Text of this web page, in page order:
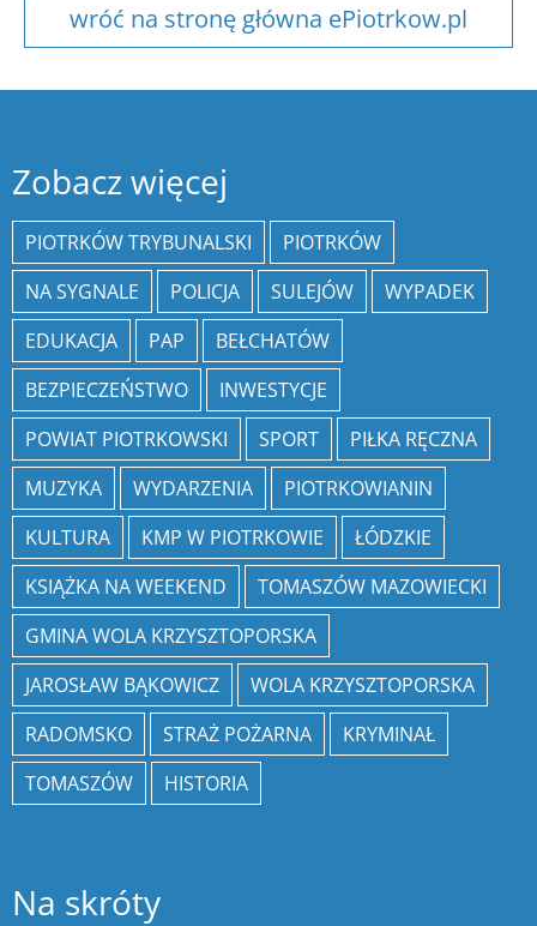
wróć na stronę główna ePiotrkow.pl
Zobacz więcej
PIOTRKÓW TRYBUNALSKI
PIOTRKÓW
NA SYGNALE
POLICJA SULEJÓW
WYPADEK
EDUKACJA
PAP
BEŁCHATÓW
BEZPIECZEŃSTWO
INWESTYCJE
POWIAT PIOTRKOWSKI
SPORT
PIŁKA RĘCZNA
MUZYKA
WYDARZENIA
PIOTRKOWIANIN
KULTURA
KMP W PIOTRKOWIE
ŁÓDZKIE
KSIĄŻKA NA WEEKEND
TOMASZÓW MAZOWIECKI
GMINA WOLA KRZYSZTOPORSKA
JAROSŁAW BĄKOWICZ
WOLA KRZYSZTOPORSKA
RADOMSKO
STRAŻ POŻARNA
KRYMINAŁ
TOMASZÓW
HISTORIA
Na skróty